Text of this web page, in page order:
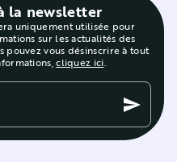
la newsletter
uniquement utilisée pour
sur les actualités des
pouvez vous désinscrire à tout
cliquez ici.
send